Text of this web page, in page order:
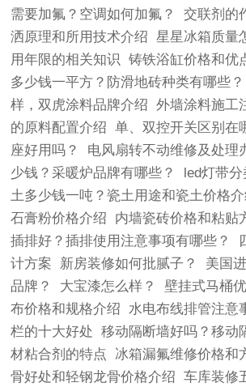
需要加氟？空调如何加氟？
交联剂的
洒原理和所用技术介绍
星星冰箱质量
用年限的相关知识
铸铁浴缸价格和优
多少钱一平方？防滑地砖种类有哪些？
样，双虎涂料品牌介绍
外墙涂料施工
的原料配置介绍
单、双控开关区别在
座好用吗？
电风扇转不动维修及处理
少钱？采暖炉品牌有哪些？
led灯带
土多少钱一吨？瓷土用途和瓷土价格
石膏粉价格介绍
内墙瓷砖价格和粘贴
插排好？插排使用注意事项有哪些？
计方案
新房装修如何批腻子？
美国
品牌？
大宝漆怎么样？ 壁挂式马桶
布价格和规格介绍
水电布线排管注意
栏的十大好处
移动隔断墙好吗？移动
材粘合剂的特点
冰箱漏氟维修价格和
骨好处和轻钢龙骨价格介绍
车库装修